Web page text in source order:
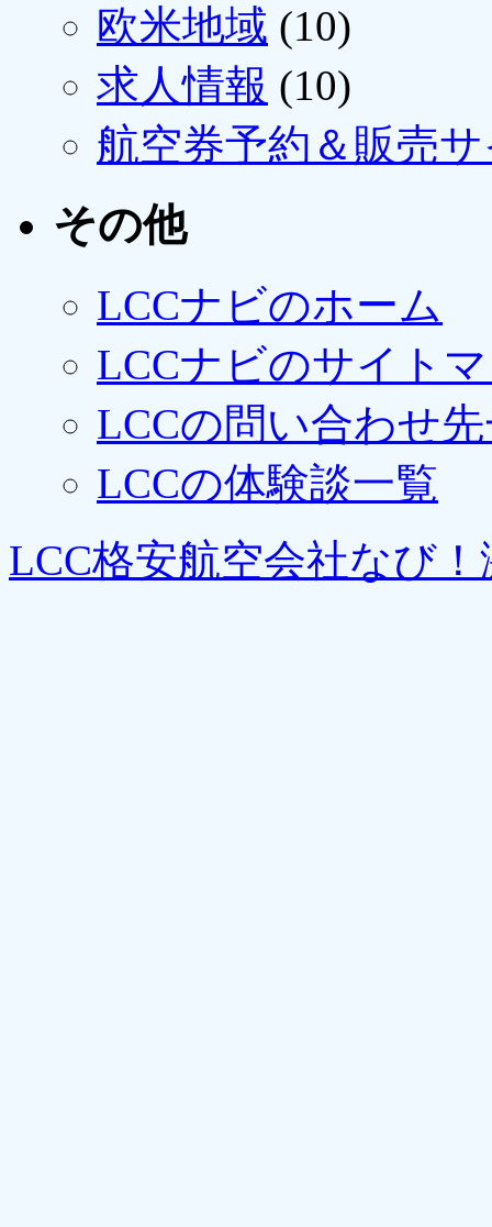
欧米地域 (10)
求人情報 (10)
航空券予約＆販売
その他
LCCナビのホーム
LCCナビのサイト
LCCの問い合わせ
LCCの体験談一覧
LCC格安航空会社なび